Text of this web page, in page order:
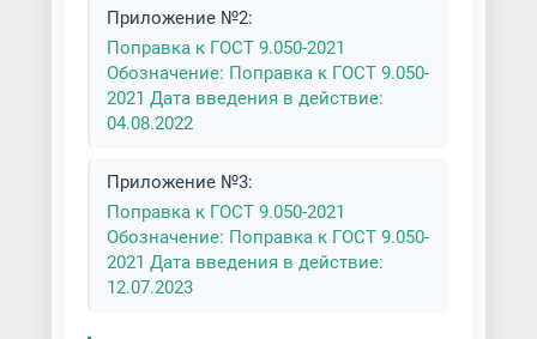
Порошковая покраска деталей
автомобиля
Порошковая покраска деталей
Порошковая покраска дисков
Порошковая покраска
дымоходов
Приложение №2:
Поправка к ГОСТ 9.050-2021
Обозначение: Поправка к ГОСТ 9.050-
2021 Дата введения в действие:
04.08.2022
Приложение №3:
Поправка к ГОСТ 9.050-2021
Обозначение: Поправка к ГОСТ 9.050-
2021 Дата введения в действие:
12.07.2023